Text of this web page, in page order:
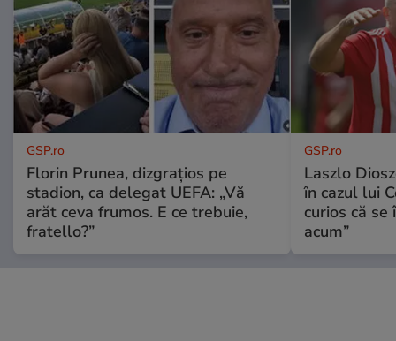
GSP.ro
Florin Prunea, dizgrațios pe
stadion, ca delegat UEFA: „Vă
arăt ceva frumos. E ce trebuie,
fratello?”
GSP.ro
Laszlo
în cazul lui
curios că
acum”